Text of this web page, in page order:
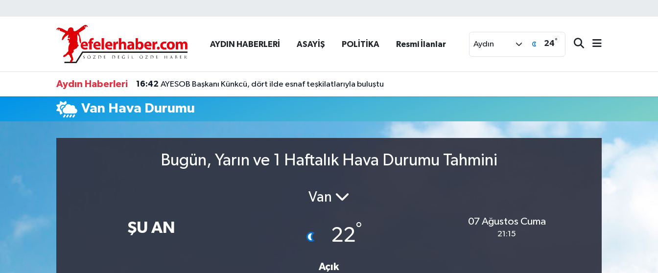
AYDIN HABERLERİ ASAYİŞ POLİTİKA Resmi İlanlar Aydın 24°
Aydın Haberleri 16:42 AYESOB Başkanı Künkcü, dört ilde esnaf teşkilatlarıyla buluştu
Van Hava Durumu
Bugün, Yarın ve 1 Haftalık Hava Durumu Tahmini
ŞU AN
Van
22°
Açık
07 Ağustos Cuma
21:15
Nöbetçi Eczaneler
Hava Durumu
Aydin Namaz Vakitleri
Trafik Durumu
Süper Lig Puan Durumu ve Fikstür